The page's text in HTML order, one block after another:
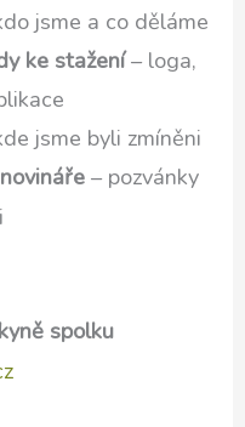
jsme a co děláme
ke stažení– loga,
jsme byli zmíněni
– pozvánky
spolku